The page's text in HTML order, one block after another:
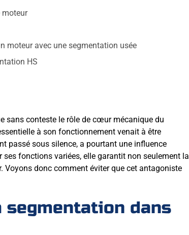
moteur
moteur avec une segmentation usée
HS
sans conteste le rôle de cœur mécanique du
à son fonctionnement venait à être
passé sous silence, a pourtant une influence
fonctions variées, elle garantit non seulement la
donc comment éviter que cet antagoniste
dans